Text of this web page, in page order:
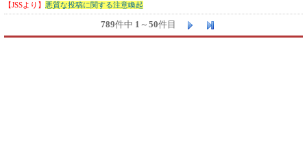
【JSSより】 悪質な投稿に関する注意喚起
789件中 1 ～ 50件目